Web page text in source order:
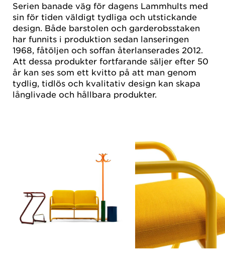
Serien banade väg för dagens Lammhults med
sin för tiden väldigt tydliga och utstickande
design. Både barstolen och garderobsstaken
har funnits i produktion sedan lanseringen
1968, fåtöljen och soffan återlanserades 2012.
Att dessa produkter fortfarande säljer efter 50
år kan ses som ett kvitto på att man genom
tydlig, tidlös och kvalitativ design kan skapa
långlivade och hållbara produkter.